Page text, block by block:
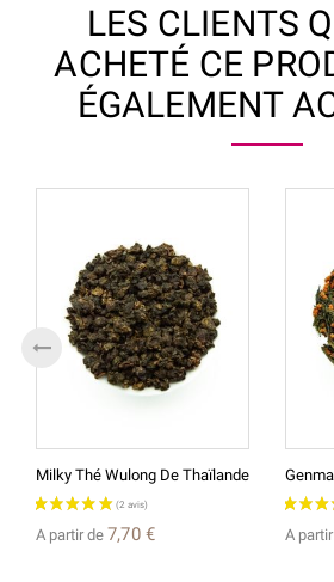
LES CLIENTS
ACHETÉ CE
ÉGALEMENT
Milky Thé Wulong De Thaïlande
A partir de 7,70 € A